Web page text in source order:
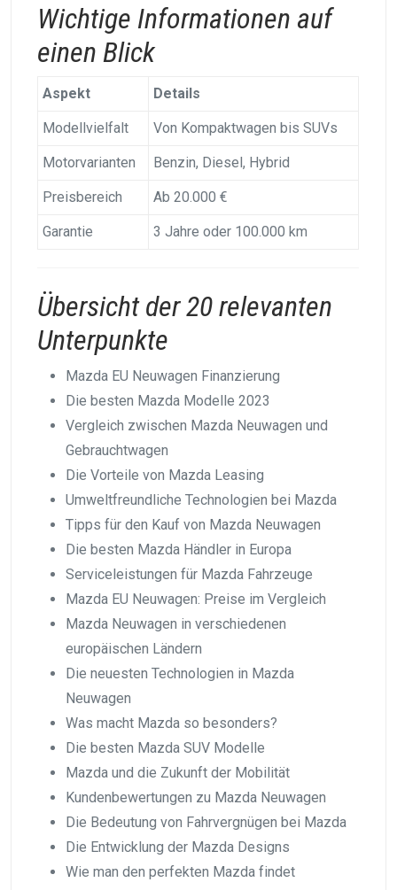
Wichtige Informationen auf
einen Blick
Aspekt Details
Modellvielfalt Von Kompaktwagen bis SUVs
Motorvarianten Benzin, Diesel, Hybrid
Preisbereich Ab 20.000 €
Garantie 3 Jahre oder 100.000 km
Übersicht der 20 relevanten
Unterpunkte
Mazda EU Neuwagen Finanzierung
Die besten Mazda Modelle 2023
Vergleich zwischen Mazda Neuwagen und
Gebrauchtwagen
Die Vorteile von Mazda Leasing
Umweltfreundliche Technologien bei Mazda
Tipps für den Kauf von Mazda Neuwagen
Die besten Mazda Händler in Europa
Serviceleistungen für Mazda Fahrzeuge
Mazda EU Neuwagen: Preise im Vergleich
Mazda Neuwagen in verschiedenen
europäischen Ländern
Die neuesten Technologien in Mazda
Neuwagen
Was macht Mazda so besonders?
Die besten Mazda SUV Modelle
Mazda und die Zukunft der Mobilität
Kundenbewertungen zu Mazda Neuwagen
Die Bedeutung von Fahrvergnügen bei Mazda
Die Entwicklung der Mazda Designs
Wie man den perfekten Mazda findet